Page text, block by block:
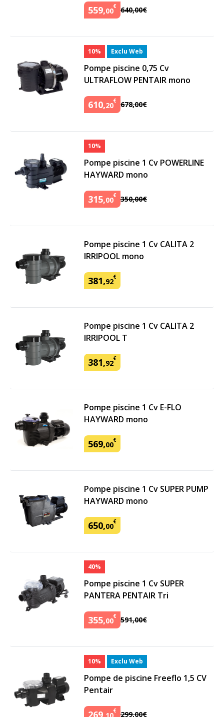
559,00€ 640,00€
10% Exclu Web
Pompe piscine 0,75 Cv
ULTRAFLOW PENTAIR mono
610,20€ 678,00€
10%
Pompe piscine 1 Cv POWERLINE
HAYWARD mono
315,00€ 350,00€
Pompe piscine 1 Cv CALITA 2
IRRIPOOL mono
381,92€
Pompe piscine 1 Cv CALITA 2
IRRIPOOL T
381,92€
Pompe piscine 1 Cv E-FLO
HAYWARD mono
569,00€
Pompe piscine 1 Cv SUPER PUMP
HAYWARD mono
650,00€
40%
Pompe piscine 1 Cv SUPER
PANTERA PENTAIR Tri
355,00€ 591,00€
10% Exclu Web
Pompe de piscine Freeflo 1,5 CV
Pentair
269 € 299,00€